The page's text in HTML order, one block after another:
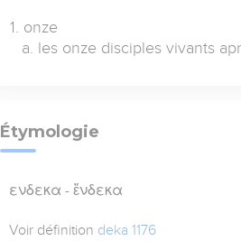
onze
les onze disciples vivants
Étymologie
ενδεκα - ἕνδεκα
Voir définition deka 1176